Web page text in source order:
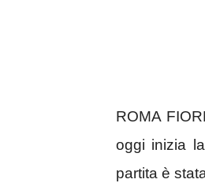
ROMA
oggi inizia
partita è